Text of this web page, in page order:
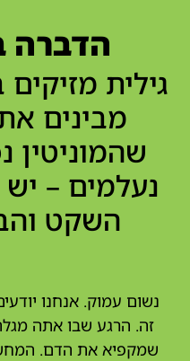
הדברה
גילית
מבינים
שהמוניטין
נעלמים –
השקט
נשום עמוק. אנחנו
זה. הרגע שבו אתה
שמקפיא את הדם.